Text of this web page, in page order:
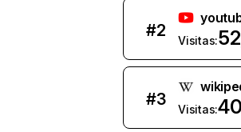
#2
Visitas:
#3
Visitas: